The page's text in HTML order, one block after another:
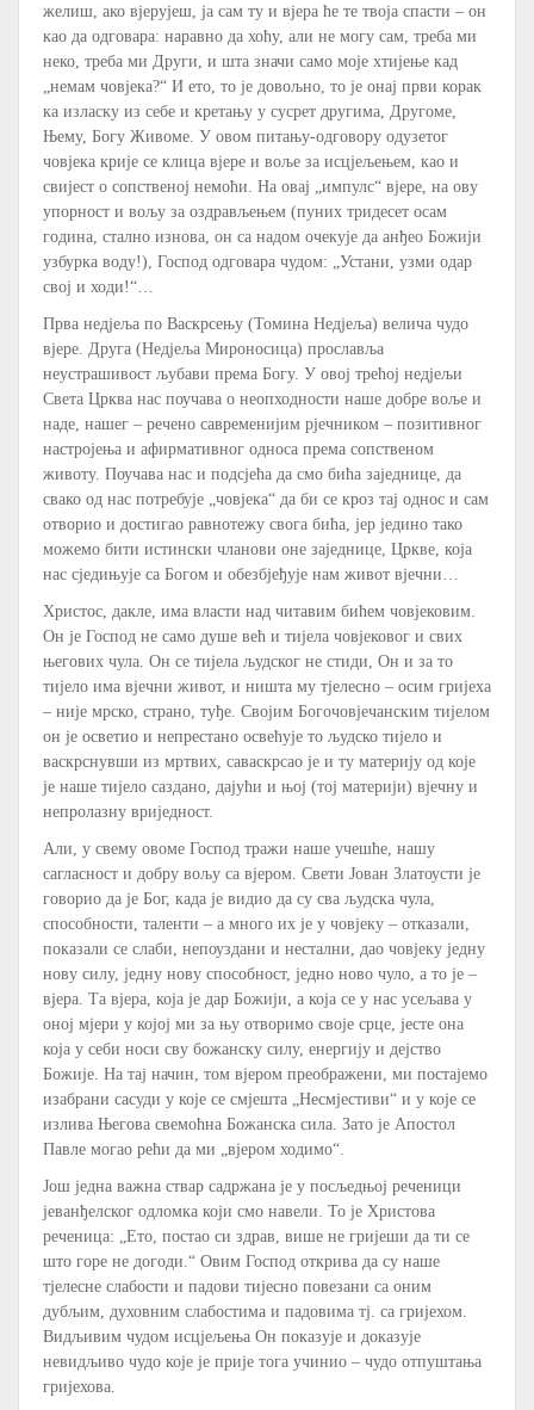
желиш, ако вјерујеш, ја сам ту и вјера ће те твоја спасти – он
као да одговара: наравно да хоћу, али не могу сам, треба ми
неко, треба ми Други, и шта значи само моје хтијење кад
„немам човјека?“ И ето, то је довољно, то је онај први корак
ка изласку из себе и кретању у сусрет другима, Другоме,
Њему, Богу Живоме. У овом питању-одговору одузетог
човјека крије се клица вјере и воље за исцјељењем, као и
свијест о сопственој немоћи. На овај „импулс“ вјере, на ову
упорност и вољу за оздрављењем (пуних тридесет осам
година, стално изнова, он са надом очекује да анђео Божији
узбурка воду!), Господ одговара чудом: „Устани, узми одар
свој и ходи!“…
Прва недјеља по Васкрсењу (Томина Недјеља) велича чудо
вјере. Друга (Недјеља Мироносица) прославља
неустрашивост љубави према Богу. У овој трећој недјељи
Света Црква нас поучава о неопходности наше добре воље и
наде, нашег – речено савременијим рјечником – позитивног
настројења и афирмативног односа према сопственом
животу. Поучава нас и подсјећа да смо бића заједнице, да
свако од нас потребује „човјека“ да би се кроз тај однос и сам
отворио и достигао равнотежу свога бића, јер једино тако
можемо бити истински чланови оне заједнице, Цркве, која
нас сједињује са Богом и обезбјеђује нам живот вјечни…
Христос, дакле, има власти над читавим бићем човјековим.
Он је Господ не само душе већ и тијела човјековог и свих
његових чула. Он се тијела људског не стиди, Он и за то
тијело има вјечни живот, и ништа му тјелесно – осим гријеха
– није мрско, страно, туђе. Својим Богочовјечанским тијелом
он је осветио и непрестано освећује то људско тијело и
васкрснувши из мртвих, саваскрсао је и ту материју од које
је наше тијело саздано, дајући и њој (тој материји) вјечну и
непролазну вриједност.
Али, у свему овоме Господ тражи наше учешће, нашу
сагласност и добру вољу са вјером. Свети Јован Златоусти је
говорио да је Бог, када је видио да су сва људска чула,
способности, таленти – а много их је у човјеку – отказали,
показали се слаби, непоуздани и нестални, дао човјеку једну
нову силу, једну нову способност, једно ново чуло, а то је –
вјера. Та вјера, која је дар Божији, а која се у нас усељава у
оној мјери у којој ми за њу отворимо своје срце, јесте она
која у себи носи сву божанску силу, енергију и дејство
Божије. На тај начин, том вјером преображени, ми постајемо
изабрани сасуди у које се смјешта „Несмјестиви“ и у које се
излива Његова свемоћна Божанска сила. Зато је Апостол
Павле могао рећи да ми „вјером ходимо“.
Још једна важна ствар садржана је у посљедњој реченици
јеванђелског одломка који смо навели. То је Христова
реченица: „Ето, постао си здрав, више не гријеши да ти се
што горе не догоди.“ Овим Господ открива да су наше
тјелесне слабости и падови тијесно повезани са оним
дубљим, духовним слабостима и падовима тј. са гријехом.
Видљивим чудом исцјељења Он показује и доказује
невидљиво чудо које је прије тога учинио – чудо отпуштања
гријехова.